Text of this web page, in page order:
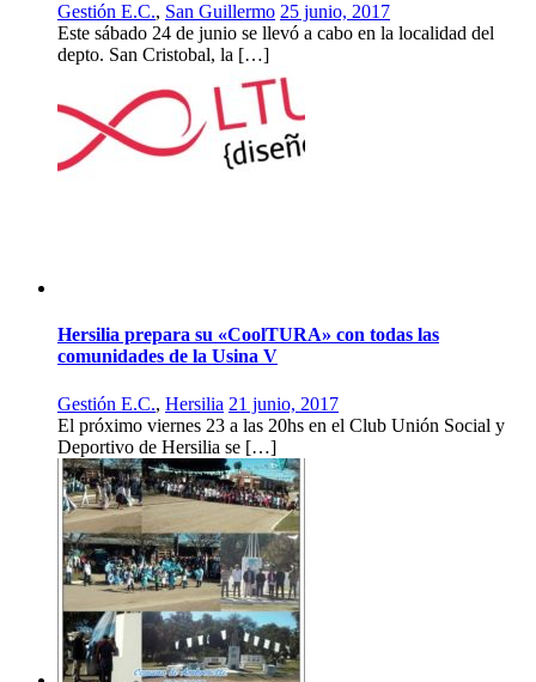
Gestión E.C., San Guillermo 25 junio, 2017
Este sábado 24 de junio se llevó a cabo en la localidad del
depto. San Cristobal, la […]
Hersilia prepara su «CoolTURA» con todas las
comunidades de la Usina V
Gestión E.C., Hersilia 21 junio, 2017
El próximo viernes 23 a las 20hs en el Club Unión Social y
Deportivo de Hersilia se […]